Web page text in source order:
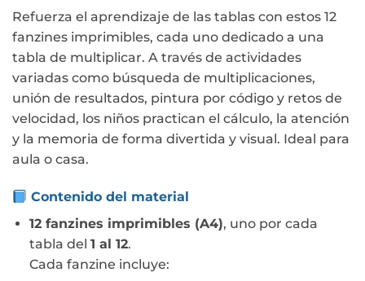
Refuerza el aprendizaje de las tablas con estos 12
fanzines imprimibles, cada uno dedicado a una
tabla de multiplicar. A través de actividades
variadas como búsqueda de multiplicaciones,
unión de resultados, pintura por código y retos de
velocidad, los niños practican el cálculo, la atención
y la memoria de forma divertida y visual. Ideal para
aula o casa.
Contenido del material
12 fanzines imprimibles (A4), uno por cada
tabla del 1 al 12.
Cada fanzine incluye: